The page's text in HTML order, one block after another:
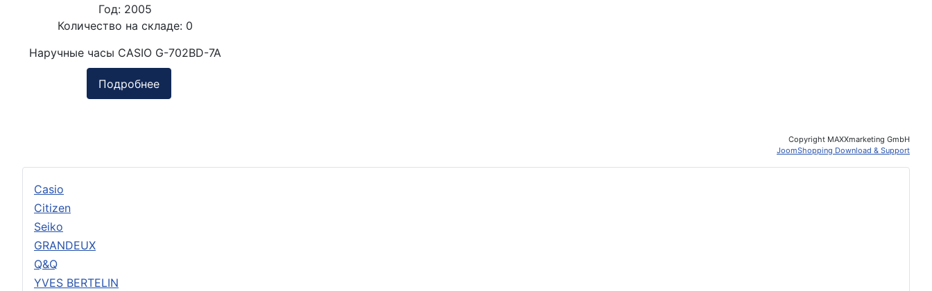
Casio
Citizen
Seiko
GRANDEUX
Q&Q
YVES BERTELIN
Год: 2005
Количество на складе: 0
Наручные часы CASIO G-702BD-7A
Подробнее
Copyright MAXXmarketing GmbH
JoomShopping Download & Support